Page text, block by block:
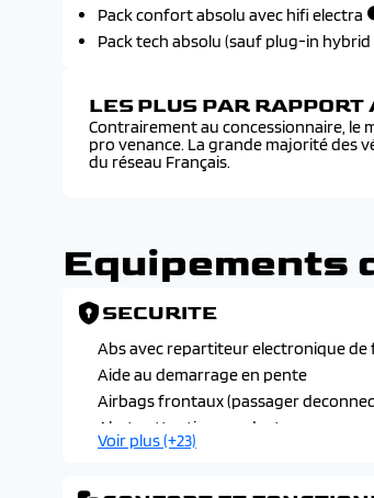
Pack confort absolu avec hifi electra
Pack tech absolu (sauf plug-in hybrid
LES PLUS PAR
Contrairement au concessionnaire, le
pro venance. La grande majorité des
du réseau Français.
Equipements
SECURITE
Abs avec repartiteur electronique de
Aide au demarrage en pente
Airbags frontaux (passager
Alerte attention conducteur
Alerte de franchissement involontaire
Voir plus (+23)